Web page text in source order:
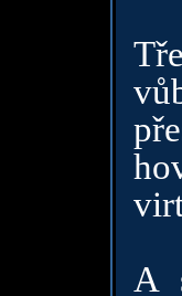
A